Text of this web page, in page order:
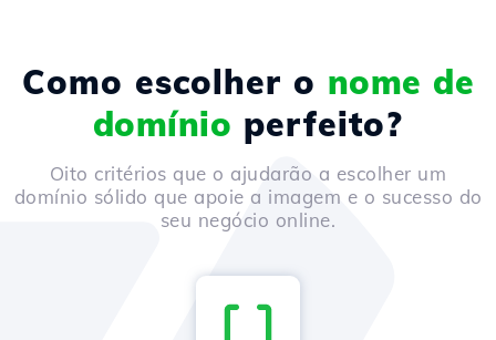
Como escolher o nome de
domínio perfeito?
Oito critérios que o ajudarão a escolher um
domínio sólido que apoie a imagem e o sucesso do
seu negócio online.